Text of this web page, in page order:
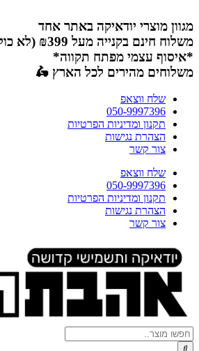
לתוכן
מגוון מוצרי יודאיקה באתר אחד
משלוח חינם בקנייה מעל ₪399 (לא כולל תמונות)
*איסוף עצמי מפתח תקווה*
משלוחים מהירים לכל הארץ 🛵
שלח ווצאפ
050-9997396
תקנון ומדיניות הפרטיות
הצהרת נגישות
צור קשר
שלח ווצאפ
050-9997396
תקנון ומדיניות הפרטיות
הצהרת נגישות
צור קשר
Search
...